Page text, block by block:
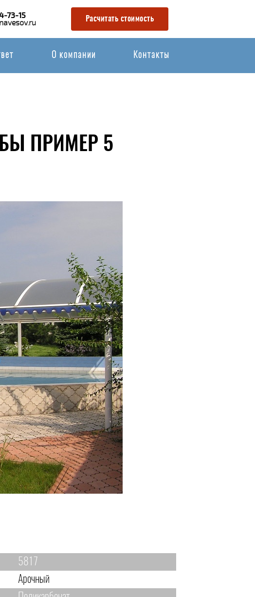
73-15 Расчитать стоимость
О компании Контакты
ПРИМЕР 5
5817
Арочный